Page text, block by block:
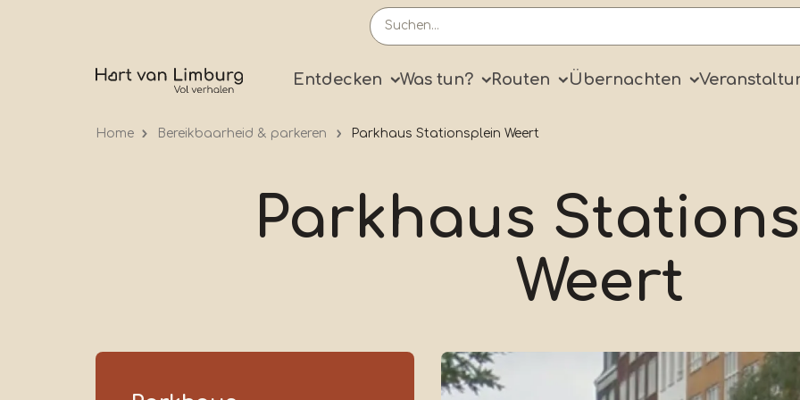
Primary
Entdecken Was tun? Routen Übernachten
Home Bereikbaarheid & parkeren Parkhaus Stationsplein Weert
Parkhaus
Weert